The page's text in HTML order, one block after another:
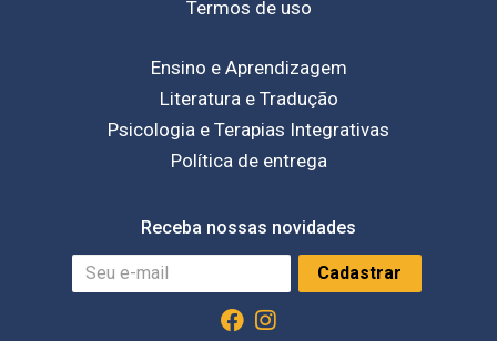
Termos de uso
Ensino e Aprendizagem
Literatura e Tradução
Psicologia e Terapias Integrativas
Política de entrega
Receba nossas novidades